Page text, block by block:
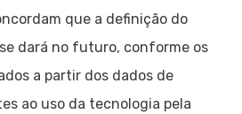
que a definição do
dará no futuro, conforme os
a partir dos dados de
ao uso da tecnologia pela